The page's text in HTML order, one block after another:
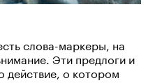
слова-маркеры, на
Эти предлоги и
действие, о котором